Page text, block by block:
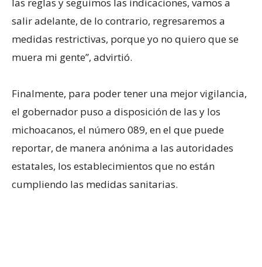
salir adelante, de lo contrario, regresaremos a
medidas restrictivas, porque yo no quiero que se
muera mi gente”, advirtió.
Finalmente, para poder tener una mejor vigilancia,
el gobernador puso a disposición de las y los
michoacanos, el número 089, en el que puede
reportar, de manera anónima a las autoridades
estatales, los establecimientos que no están
cumpliendo las medidas sanitarias.